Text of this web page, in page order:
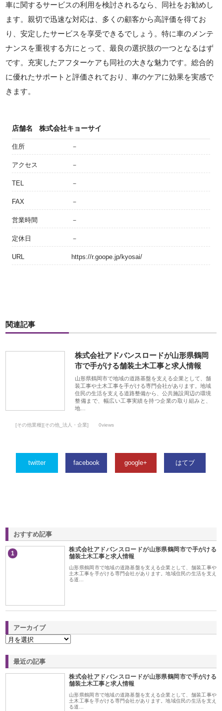
車に関するサービスの利用を検討されるなら、同社をお勧めし
ます。親切で迅速な対応は、多くの顧客から高評価を得てお
り、安定したサービスを享受できるでしょう。特に車のメンテ
ナンスを重視する方にとって、最良の選択肢の一つとなるはず
です。充実したアフターケアも同社の大きな魅力です。総合的
に優れたサポートと評価されており、車のケアに効果を実感で
きます。
店舗名 株式会社キョーサイ
住所 －
アクセス －
TEL －
FAX －
営業時間 －
定休日 －
URL https://r.goope.jp/kyosai/
関連記事
株式会社アドバンスロードが山形県鶴岡
市で手がける舗装土木工事と求人情報
山形県鶴岡市で地域の道路基盤を支える企業として、舗
装工事や土木工事を手がける専門会社があります。地域
住民の生活を支える道路整備から、公共施設周辺の環境
整備まで、幅広い工事実績を持つ企業の取り組みと、
地…
[その他業種][その他_法人・企業] 0views
twitter facebook google+ はてブ
おすすめ記事
1
株式会社アドバンスロードが山形県鶴岡市で手がける
舗装土木工事と求人情報
山形県鶴岡市で地域の道路基盤を支える企業として、舗装工事や
土木工事を手がける専門会社があります。地域住民の生活を支え
る道…
アーカイブ
最近の記事
株式会社アドバンスロードが山形県鶴岡市で手がける
舗装土木工事と求人情報
山形県鶴岡市で地域の道路基盤を支える企業として、舗装工事や
土木工事を手がける専門会社があります。地域住民の生活を支え
る道…